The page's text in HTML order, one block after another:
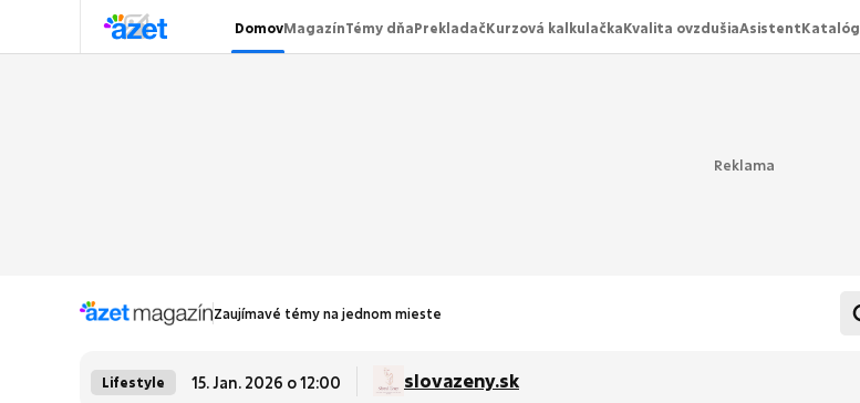
DomovMagazínTémy dňaPrekladačKurzová kalkulačkaKvalita ovzdušiaAsistentKatalóg
Zaujímavé témy na jednom mieste
Lifestyle 15. Jan. 2026 o 12:00 slovazeny.sk